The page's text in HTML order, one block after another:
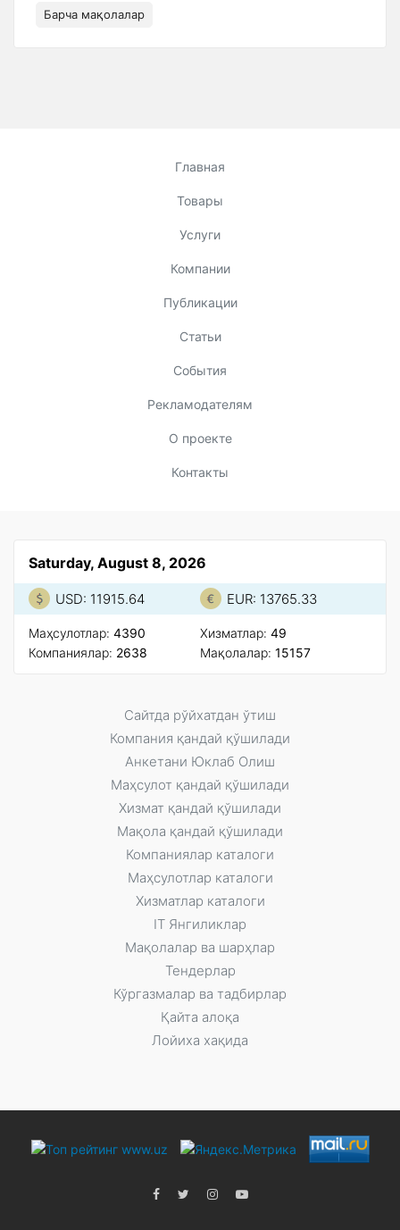
Барча мақолалар
Главная
Товары
Услуги
Компании
Публикации
Статьи
События
Рекламодателям
О проекте
Контакты
Saturday, August 8, 2026
USD: 11915.64 EUR: 13765.33
Маҳсулотлар: 4390
Компаниялар: 2638
Xизматлар: 49
Мақолалар: 15157
Сайтда рўйxатдан ўтиш
Компания қандай қўшилади
Анкетани Юклаб Олиш
Маҳсулот қандай қўшилади
Xизмат қандай қўшилади
Мақола қандай қўшилади
Компаниялар каталоги
Маҳсулотлар каталоги
Xизматлар каталоги
IT Янгиликлар
Мақолалар ва шарҳлар
Тендерлар
Кўргазмалар ва тадбирлар
Қайта алоқа
Лойиха хақида